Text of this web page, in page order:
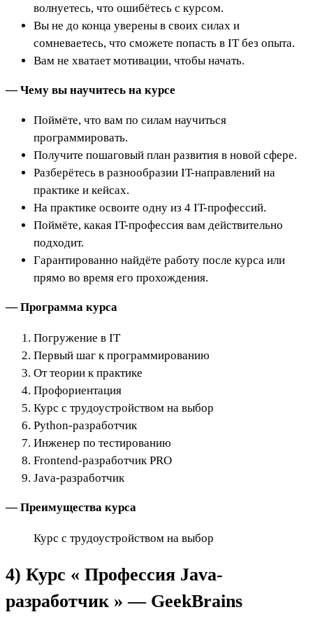
волнуетесь, что ошибётесь с курсом.
Вы не до конца уверены в своих силах и
сомневаетесь, что сможете попасть в IT без опыта.
Вам не хватает мотивации, чтобы начать.
— Чему вы научитесь на курсе
Поймёте, что вам по силам научиться
программировать.
Получите пошаговый план развития в новой сфере.
Разберётесь в разнообразии IT-направлений на
практике и кейсах.
На практике освоите одну из 4 IT-профессий.
Поймёте, какая IT-профессия вам действительно
подходит.
Гарантированно найдёте работу после курса или
прямо во время его прохождения.
— Программа курса
Погружение в IT
Первый шаг к программированию
От теории к практике
Профориентация
Курс с трудоустройством на выбор
Python-разработчик
Инженер по тестированию
Frontend-разработчик PRO
Java-разработчик
— Преимущества курса
Курс с трудоустройством на выбор
4) Курс « Профессия Java-
разработчик » — GeekBrains